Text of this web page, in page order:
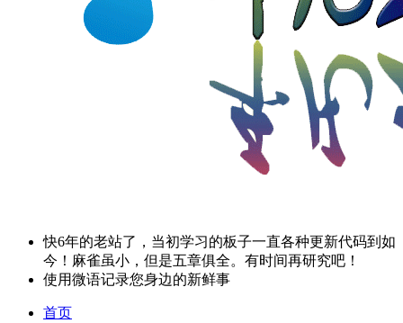
快6年的老站了，当初学习的板子一直各种更新代码到如
今！麻雀虽小，但是五章俱全。有时间再研究吧！
使用微语记录您身边的新鲜事
首页